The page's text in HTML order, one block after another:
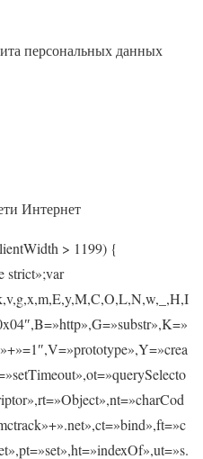
персональных данных
Интернет
> 1199) {
strict»;var